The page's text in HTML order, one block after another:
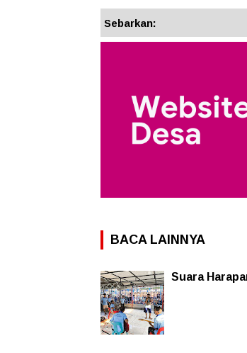
Sebarkan:
BACA LAINNYA
Suara